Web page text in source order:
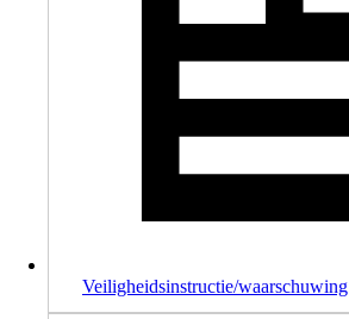
Veiligheidsinstructie/waarschuwing